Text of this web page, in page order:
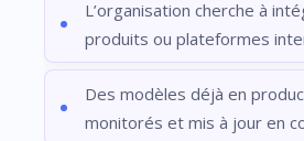
L’organisation cherche à
produits ou plateformes
Des modèles déjà en
monitorés et mis à jour en